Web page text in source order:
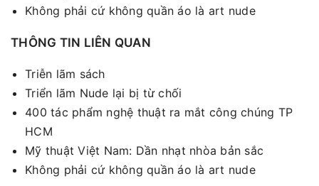
Không phải cứ không quần áo là art nude
THÔNG TIN LIÊN QUAN
Triễn lãm sách
Triển lãm Nude lại bị từ chối
400 tác phẩm nghệ thuật ra mắt công chúng TP
HCM
Mỹ thuật Việt Nam: Dần nhạt nhòa bản sắc
Không phải cứ không quần áo là art nude